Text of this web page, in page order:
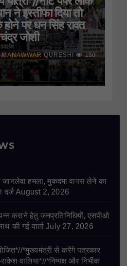
ने इस्तीफा दिया तो
पर धन सिंह रावत
जोशी
MANAWWAR QURESHI 150
जानलेवा हमला, मुकदमा वापस लेने का
दर्ज August 2, 2026
कराने हेतु जनप्रतिनिधियों, एसपीओ
की गई वार्ता July 27, 2026
*मुख्यमंत्री से करेंगे पत्रकार
वालिया*//*निष्पक्ष और निर्भीक